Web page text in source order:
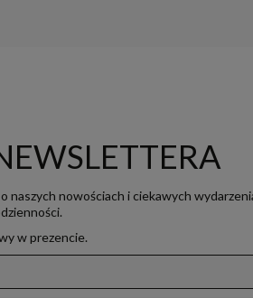
naszych nowościach i ciekawych
w prezencie.